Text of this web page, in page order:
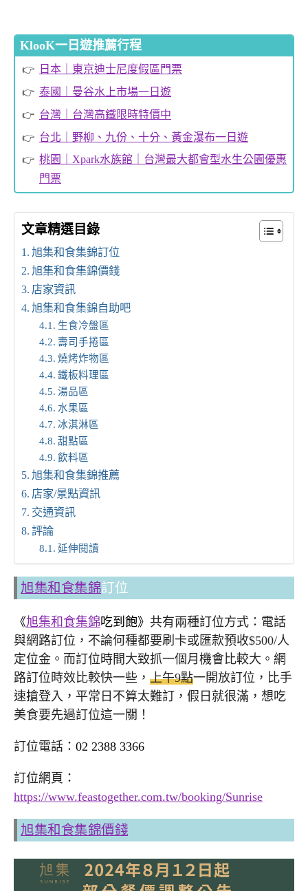
KlooK一日遊推薦行程
日本｜東京迪士尼度假區門票
泰國｜曼谷水上市場一日遊
台灣｜台灣高鐵限時特價中
台北｜野柳、九份、十分、黃金瀑布一日遊
桃園｜Xpark水族館｜台灣最大都會型水生公園優惠
門票
文章精選目錄
旭集和食集錦訂位
旭集和食集錦價錢
店家資訊
旭集和食集錦自助吧
生食冷盤區
壽司手捲區
燒烤炸物區
鐵板料理區
湯品區
水果區
冰淇淋區
甜點區
飲料區
旭集和食集錦推薦
店家/景點資訊
交通資訊
評論
延伸閱讀
旭集和食集錦訂位
《旭集和食集錦吃到飽》 共有兩種訂位方式：電話
與網路訂位，不論何種都要刷卡或匯款預收$500/人
定位金。而訂位時間大致抓一個月機會比較大。網
路訂位時效比較快一些， 上午9點一開放訂位，比手
速搶登入，平常日不算太難訂，假日就很滿，想吃
美食要先過訂位這一關！
訂位電話： 02 2388 3366
訂位網頁：
https://www.feastogether.com.tw/booking/Sunrise
旭集和食集錦價錢